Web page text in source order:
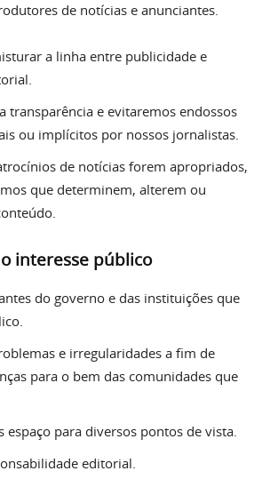
de notícias e anunciantes.
a linha entre publicidade e
transparência e evitaremos endossos
ou implícitos por nossos jornalistas.
de notícias forem apropriados,
que determinem, alterem ou
interesse público
do governo e das instituições que
e irregularidades a fim de
para o bem das comunidades que
espaço para diversos pontos de vista.
editorial.